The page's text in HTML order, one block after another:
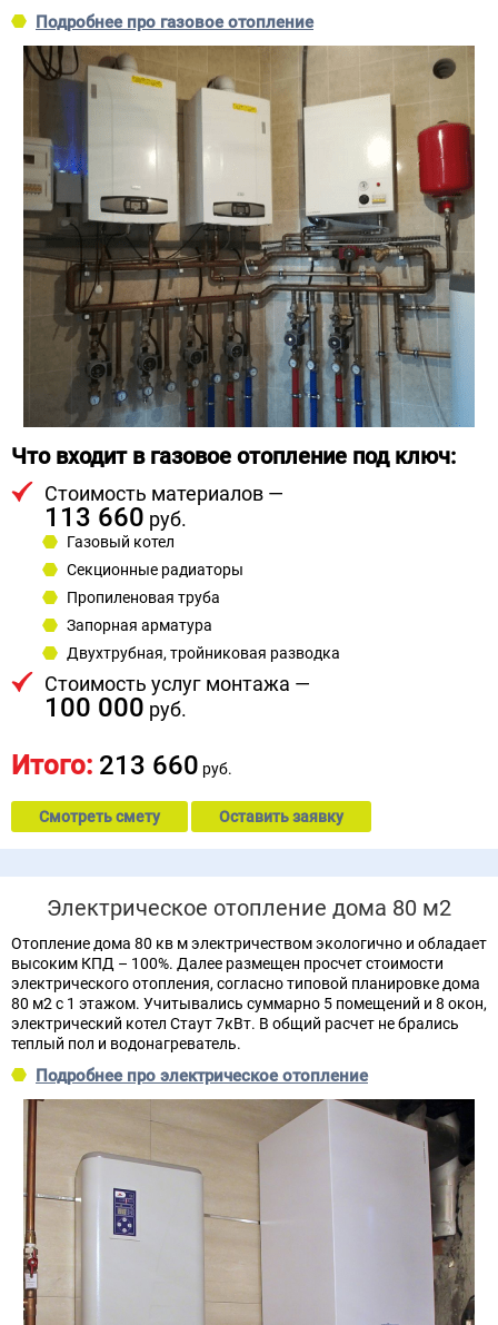
Подробнее про газовое отопление
Что входит в газовое отопление под ключ:
Стоимость материалов —
113 660 руб.
Газовый котел
Секционные радиаторы
Пропиленовая труба
Запорная арматура
Двухтрубная, тройниковая разводка
Стоимость услуг монтажа —
100 000 руб.
Итого: 213 660 руб.
Смотреть смету Оставить заявку
Электрическое отопление дома 80 м2
Отопление дома 80 кв м электричеством экологично и обладает
высоким КПД – 100%. Далее размещен просчет стоимости
электрического отопления, согласно типовой планировке дома
80 м2 с 1 этажом. Учитывались суммарно 5 помещений и 8 окон,
электрический котел Стаут 7кВт. В общий расчет не брались
теплый пол и водонагреватель.
Подробнее про электрическое отопление